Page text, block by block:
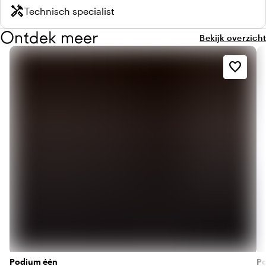
handymanTechnisch specialist
Ontdek meer Bekijk overzicht
Podium één
favorite_border